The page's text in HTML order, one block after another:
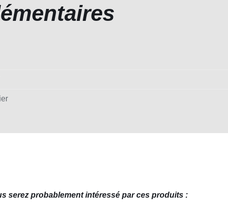
serez probablement intéressé par ces produits :